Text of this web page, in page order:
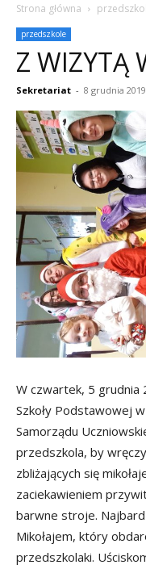
Strona główna
przedszkole
Z WIZYTĄ
Sekretariat - 8 grudnia 2019
W czwartek, 5 grudnia
Szkoły Podstawowej
Samorządu
przedszkola, by
zbliżających się
zaciekawieniem
barwne stroje.
Mikołajem, który
przedszkolaki.